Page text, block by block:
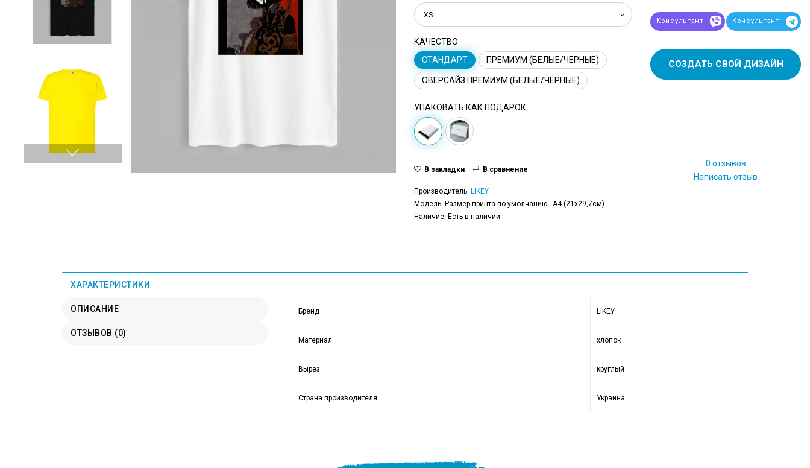
XS
КАЧЕСТВО
СТАНДАРТ
ПРЕМИУМ (БЕЛЫЕ/ЧЁРНЫЕ)
ОВЕРСАЙЗ ПРЕМИУМ (БЕЛЫЕ/ЧЁРНЫЕ)
УПАКОВАТЬ КАК ПОДАРОК
Консультант Консультант
СОЗДАТЬ СВОЙ ДИЗАЙН
В закладки В сравнение
Производитель: LIKEY
Модель: Размер принта по умолчанию - А4 (21x29,7см)
Наличие: Есть в наличии
0 отзывов
Написать отзыв
ХАРАКТЕРИСТИКИ
ОПИСАНИЕ
ОТЗЫВОВ (0)
Бренд LIKEY
Материал хлопок
Вырез круглый
Страна производителя Украина